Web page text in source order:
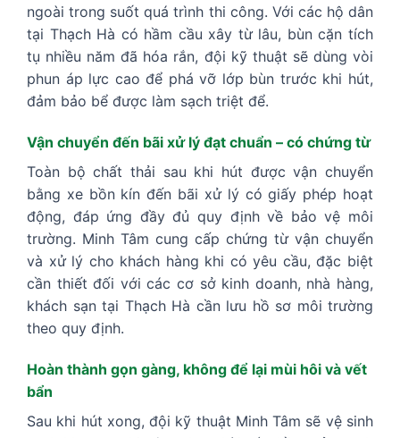
ngoài trong suốt quá trình thi công. Với các hộ dân
tại Thạch Hà có hầm cầu xây từ lâu, bùn cặn tích
tụ nhiều năm đã hóa rắn, đội kỹ thuật sẽ dùng vòi
phun áp lực cao để phá vỡ lớp bùn trước khi hút,
đảm bảo bể được làm sạch triệt để.
Vận chuyển đến bãi xử lý đạt chuẩn – có chứng từ
Toàn bộ chất thải sau khi hút được vận chuyển
bằng xe bồn kín đến bãi xử lý có giấy phép hoạt
động, đáp ứng đầy đủ quy định về bảo vệ môi
trường. Minh Tâm cung cấp chứng từ vận chuyển
và xử lý cho khách hàng khi có yêu cầu, đặc biệt
cần thiết đối với các cơ sở kinh doanh, nhà hàng,
khách sạn tại Thạch Hà cần lưu hồ sơ môi trường
theo quy định.
Hoàn thành gọn gàng, không để lại mùi hôi và vết
bẩn
Sau khi hút xong, đội kỹ thuật Minh Tâm sẽ vệ sinh